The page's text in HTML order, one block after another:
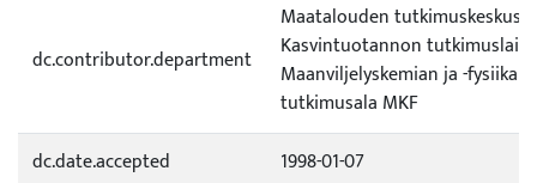
dc.contributor.department
Maatalouden tutkimuskeskus
Kasvintuotannon
Maanviljelyskemian ja -fysiikan
tutkimusala MKF
dc.date.accepted
1998-01-07